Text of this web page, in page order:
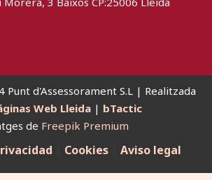
d'Assessorament S.L | Realitzada
Web Lleida | bTactic
de Freepik Premium
Cookies| Aviso legal